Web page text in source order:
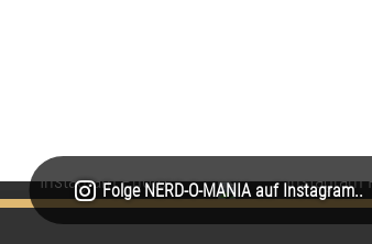
Folge NERD-O-MANIA auf Instagram..